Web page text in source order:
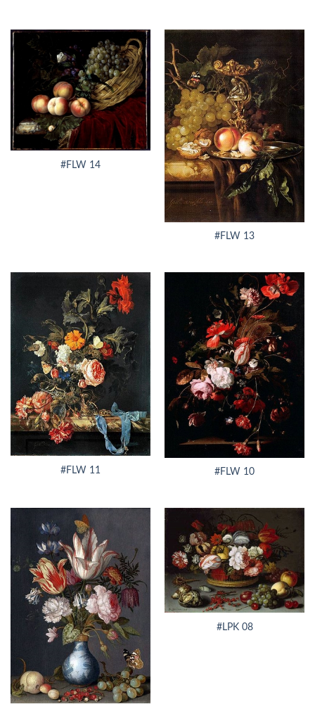
#FLW 14
#FLW 13
#FLW 11 #FLW 10
#LPK 08